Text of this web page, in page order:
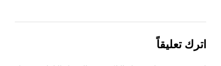
اترك تعليقاً